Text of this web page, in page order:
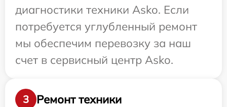
диагностики техники Asko. Если
потребуется углубленный ремонт
мы обеспечим перевозку за наш
счет в сервисный центр Asko.
3
Ремонт техники